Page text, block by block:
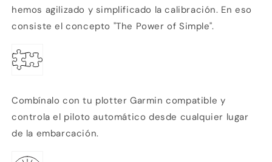
hemos agilizado y simplificado la calibración. En eso
consiste el concepto "The Power of Simple".
Combínalo con tu plotter Garmin compatible y
controla el piloto automático desde cualquier lugar
de la embarcación.